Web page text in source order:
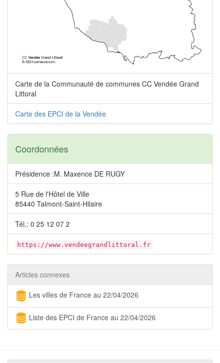
Carte de la Communauté de communes CC Vendée Grand
Littoral
Carte des EPCI de la Vendée
Coordonnées
Présidence :M. Maxence DE RUGY
5 Rue de l'Hôtel de Ville
85440 Talmont-Saint-Hilaire
Tél.: 0 25 12 07 2
https://www.vendeegrandlittoral.fr
Articles connexes
Les villes de France au 22/04/2026
Liste des EPCI de France au 22/04/2026